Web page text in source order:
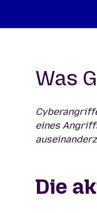
Was
eines
Die